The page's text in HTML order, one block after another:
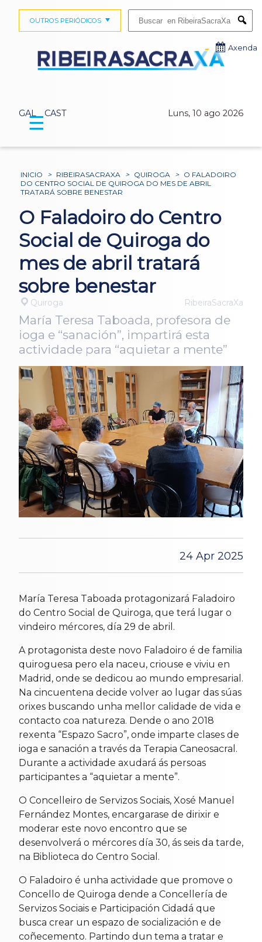
GAL CAST Luns, 10 ago 2026
OUTROS PERIÓDICOS
Axenda
☰
INICIO > RIBEIRASACRAXA > QUIROGA > O FALADOIRO
DO CENTRO SOCIAL DE QUIROGA DO MES DE ABRIL
TRATARÁ SOBRE BENESTAR
O Faladoiro do Centro
Social de Quiroga do
mes de abril tratará
sobre benestar
Quiroga RibeiraSacraXa
María Teresa Taboada, profesora de
ioga e “sanación”, impartirá esta
actividade para “aquietar a mente”
24 Apr 2025
María Teresa Taboada protagonizará Faladoiro
do Centro Social de Quiroga, que terá lugar o
vindeiro mércores, día 29 de abril.
A protagonista deste novo Faladoiro é de familia
quiroguesa pero ela naceu, criouse e viviu en
Madrid, onde se dedicou ao mundo empresarial.
Na cincuentena decide volver ao lugar das súas
orixes buscando unha mellor calidade de vida e
contacto coa natureza. Dende o ano 2018
rexenta “Espazo Sacro”, onde imparte clases de
ioga e sanación a través da Terapia Caneosacral.
Durante a actividade axudará ás persoas
participantes a “aquietar a mente”.
O Concelleiro de Servizos Sociais, Xosé Manuel
Fernández Montes, encargarase de dirixir e
moderar este novo encontro que se
desenvolverá o mércores día 30, ás seis da tarde,
na Biblioteca do Centro Social.
O Faladoiro é unha actividade que promove o
Concello de Quiroga dende a Concellería de
Servizos Sociais e Participación Cidadá que
busca crear un espazo de socialización e de
coñecemento. Partindo dun tema a tratar e